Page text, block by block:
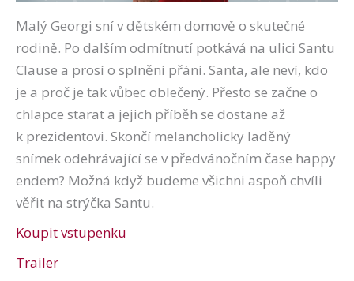
Malý Georgi sní v dětském domově o skutečné
rodině. Po dalším odmítnutí potkává na ulici Santu
Clause a prosí o splnění přání. Santa, ale neví, kdo
je a proč je tak vůbec oblečený. Přesto se začne o
chlapce starat a jejich příběh se dostane až
k prezidentovi. Skončí melancholicky laděný
snímek odehrávající se v předvánočním čase happy
endem? Možná když budeme všichni aspoň chvíli
věřit na strýčka Santu.
Koupit vstupenku
Trailer